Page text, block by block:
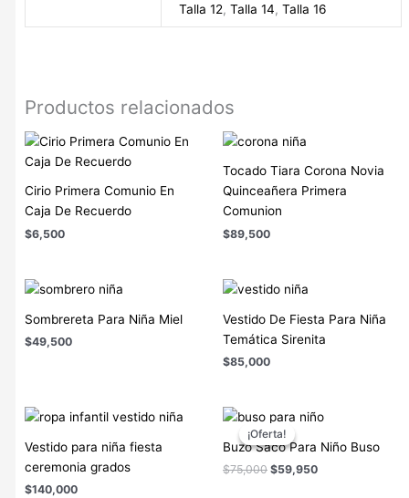
Talla 12, Talla 14, Talla 16
Productos relacionados
Cirio Primera Comunio En
Caja De Recuerdo
$6,500
Tocado Tiara Corona Novia
Quinceañera Primera
Comunion
$89,500
Sombrereta Para Niña Miel
$49,500
Vestido De Fiesta Para Niña
Temática Sirenita
$85,000
Vestido para niña fiesta
ceremonia grados
$140,000
¡Oferta!
¡Oferta!
Buzo Saco Para Niño Buso
$75,000
El
precio
original
era:
$75,000.
$59,950
El
actual
es:
$59,950.